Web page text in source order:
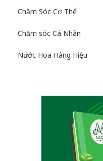
Chăm Sóc Cơ Thể
Chăm sóc Cá Nhân
Nước Hoa Hàng Hiệu